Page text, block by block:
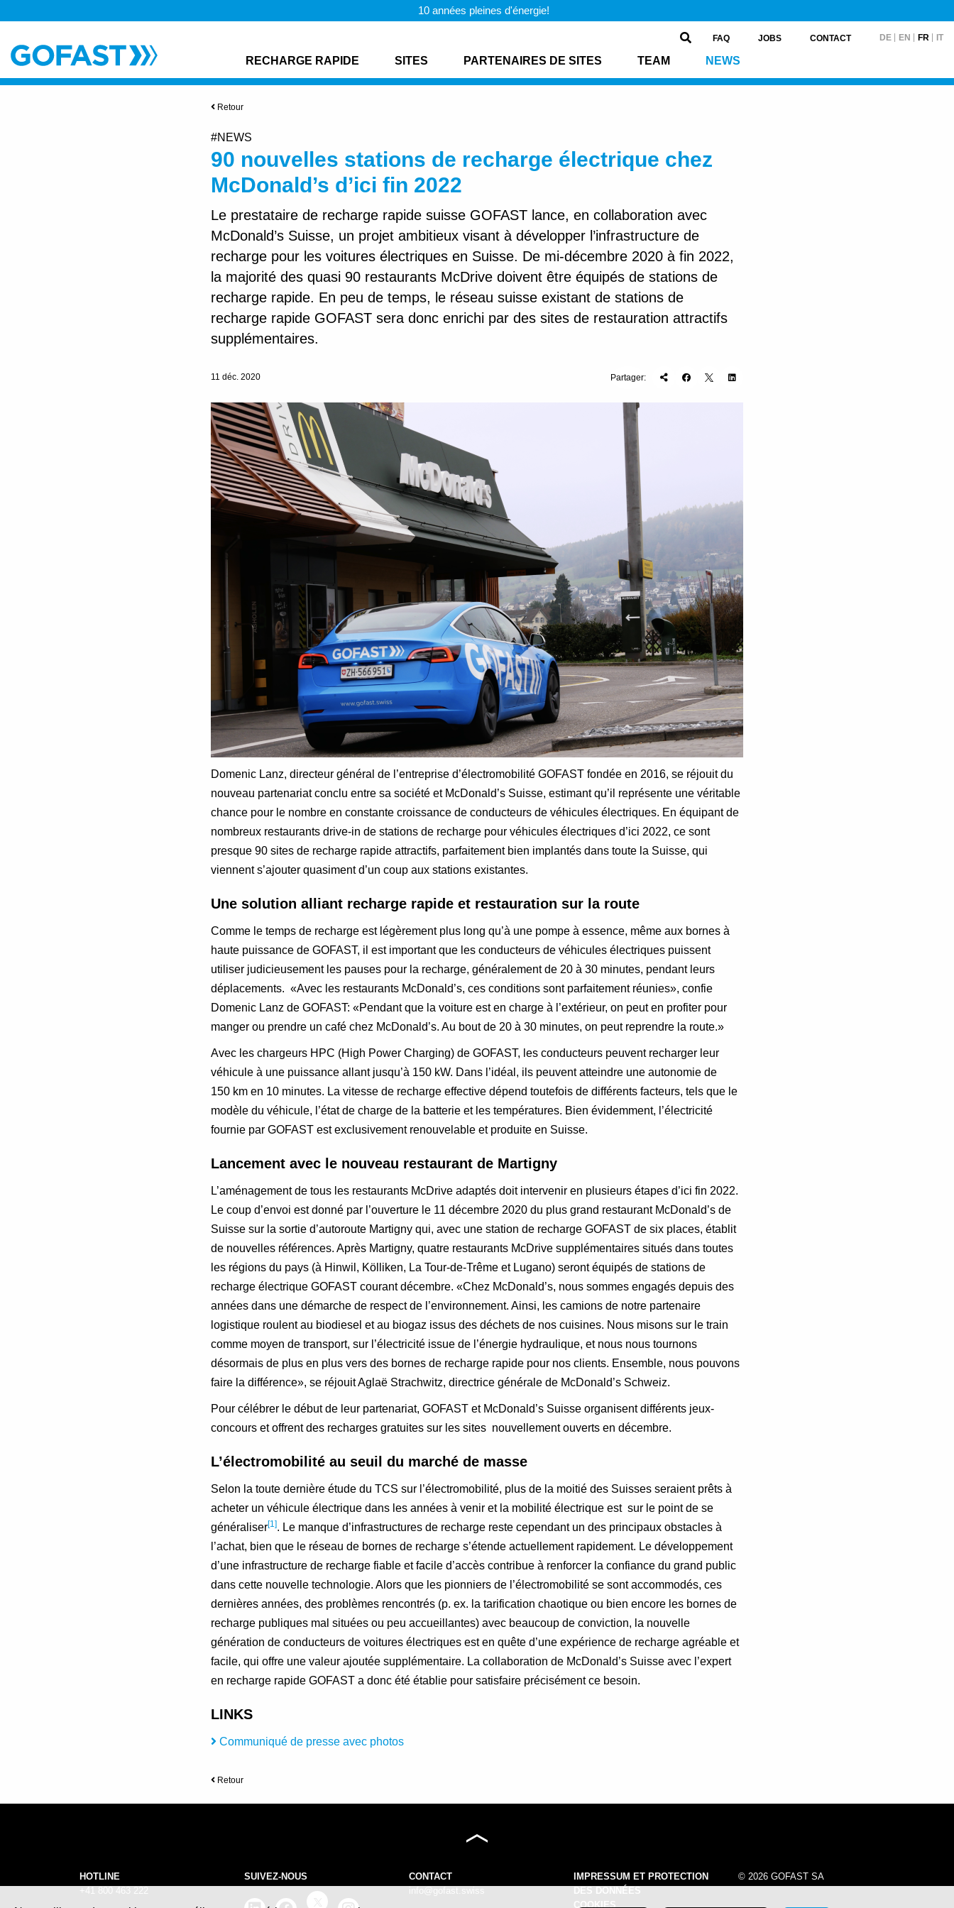
10 années pleines d'énergie!
RECHARGE RAPIDE SITES PARTENAIRES DE SITES TEAM NEWS
FAQ JOBS CONTACT DE EN FR IT
Retour
#NEWS
90 nouvelles stations de recharge électrique chez
McDonald’s d’ici fin 2022
Le prestataire de recharge rapide suisse GOFAST lance, en collaboration avec
McDonald’s Suisse, un projet ambitieux visant à développer l’infrastructure de
recharge pour les voitures électriques en Suisse. De mi-décembre 2020 à fin 2022,
la majorité des quasi 90 restaurants McDrive doivent être équipés de stations de
recharge rapide. En peu de temps, le réseau suisse existant de stations de
recharge rapide GOFAST sera donc enrichi par des sites de restauration attractifs
supplémentaires.
11 déc. 2020 Partager:
Domenic Lanz, directeur général de l’entreprise d’électromobilité GOFAST fondée en 2016, se réjouit du
nouveau partenariat conclu entre sa société et McDonald’s Suisse, estimant qu’il représente une véritable
chance pour le nombre en constante croissance de conducteurs de véhicules électriques. En équipant de
nombreux restaurants drive-in de stations de recharge pour véhicules électriques d’ici 2022, ce sont
presque 90 sites de recharge rapide attractifs, parfaitement bien implantés dans toute la Suisse, qui
viennent s’ajouter quasiment d’un coup aux stations existantes.
Une solution alliant recharge rapide et restauration sur la route
Comme le temps de recharge est légèrement plus long qu’à une pompe à essence, même aux bornes à
haute puissance de GOFAST, il est important que les conducteurs de véhicules électriques puissent
utiliser judicieusement les pauses pour la recharge, généralement de 20 à 30 minutes, pendant leurs
déplacements. «Avec les restaurants McDonald’s, ces conditions sont parfaitement réunies», confie
Domenic Lanz de GOFAST: «Pendant que la voiture est en charge à l’extérieur, on peut en profiter pour
manger ou prendre un café chez McDonald’s. Au bout de 20 à 30 minutes, on peut reprendre la route.»
Avec les chargeurs HPC (High Power Charging) de GOFAST, les conducteurs peuvent recharger leur
véhicule à une puissance allant jusqu’à 150 kW. Dans l’idéal, ils peuvent atteindre une autonomie de
150 km en 10 minutes. La vitesse de recharge effective dépend toutefois de différents facteurs, tels que le
modèle du véhicule, l’état de charge de la batterie et les températures. Bien évidemment, l’électricité
fournie par GOFAST est exclusivement renouvelable et produite en Suisse.
Lancement avec le nouveau restaurant de Martigny
L’aménagement de tous les restaurants McDrive adaptés doit intervenir en plusieurs étapes d’ici fin 2022.
Le coup d’envoi est donné par l’ouverture le 11 décembre 2020 du plus grand restaurant McDonald’s de
Suisse sur la sortie d’autoroute Martigny qui, avec une station de recharge GOFAST de six places, établit
de nouvelles références. Après Martigny, quatre restaurants McDrive supplémentaires situés dans toutes
les régions du pays (à Hinwil, Kölliken, La Tour-de-Trême et Lugano) seront équipés de stations de
recharge électrique GOFAST courant décembre. «Chez McDonald’s, nous sommes engagés depuis des
années dans une démarche de respect de l’environnement. Ainsi, les camions de notre partenaire
logistique roulent au biodiesel et au biogaz issus des déchets de nos cuisines. Nous misons sur le train
comme moyen de transport, sur l’électricité issue de l’énergie hydraulique, et nous nous tournons
désormais de plus en plus vers des bornes de recharge rapide pour nos clients. Ensemble, nous pouvons
faire la différence», se réjouit Aglaë Strachwitz, directrice générale de McDonald’s Schweiz.
Pour célébrer le début de leur partenariat, GOFAST et McDonald’s Suisse organisent différents jeux-
concours et offrent des recharges gratuites sur les sites nouvellement ouverts en décembre.
L’électromobilité au seuil du marché de masse
Selon la toute dernière étude du TCS sur l’électromobilité, plus de la moitié des Suisses seraient prêts à
acheter un véhicule électrique dans les années à venir et la mobilité électrique est sur le point de se
généraliser[1]. Le manque d’infrastructures de recharge reste cependant un des principaux obstacles à
l’achat, bien que le réseau de bornes de recharge s’étende actuellement rapidement. Le développement
d’une infrastructure de recharge fiable et facile d’accès contribue à renforcer la confiance du grand public
dans cette nouvelle technologie. Alors que les pionniers de l’électromobilité se sont accommodés, ces
dernières années, des problèmes rencontrés (p. ex. la tarification chaotique ou bien encore les bornes de
recharge publiques mal situées ou peu accueillantes) avec beaucoup de conviction, la nouvelle
génération de conducteurs de voitures électriques est en quête d’une expérience de recharge agréable et
facile, qui offre une valeur ajoutée supplémentaire. La collaboration de McDonald’s Suisse avec l’expert
en recharge rapide GOFAST a donc été établie pour satisfaire précisément ce besoin.
LINKS
Communiqué de presse avec photos
Retour
HOTLINE
+41 800 463 222
SUIVEZ-NOUS
CONTACT
info@gofast.swiss
IMPRESSUM ET PROTECTION
DES DONNÉES
COOKIES
© 2026 GOFAST SA